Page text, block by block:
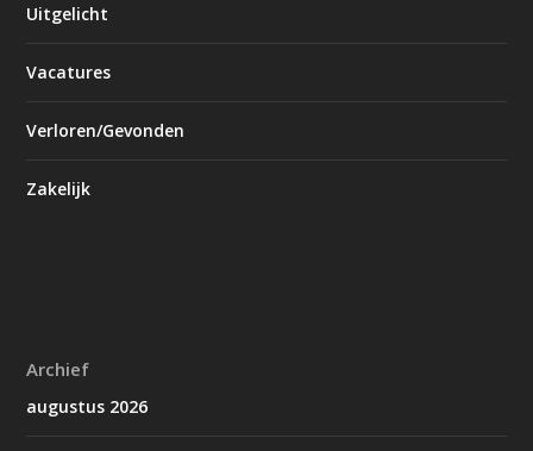
Uitgelicht
Vacatures
Verloren/Gevonden
Zakelijk
Archief
augustus 2026